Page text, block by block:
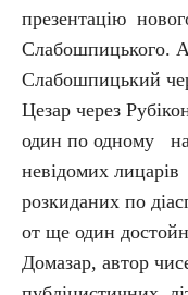
презентацію
Слабошпицького.
Слабошпицький
Цезар через
один по одному
невідомих лицарів
розкиданих по
от ще один
Домазар, автор